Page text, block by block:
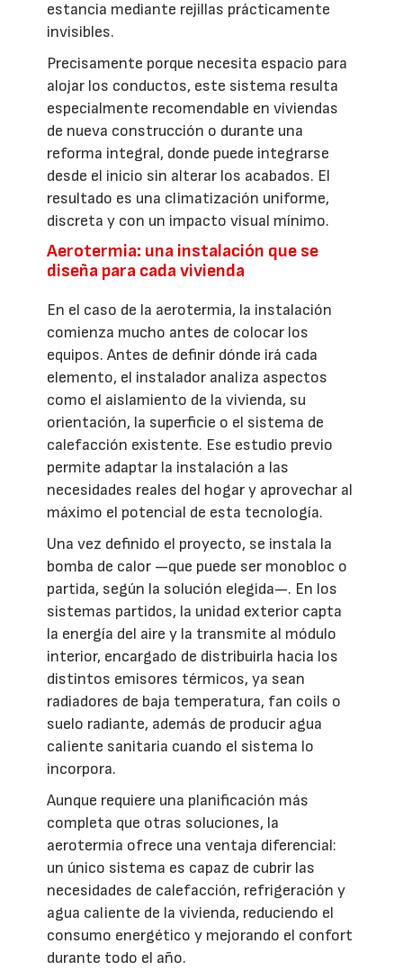
estancia mediante rejillas prácticamente
invisibles.
Precisamente porque necesita espacio para
alojar los conductos, este sistema resulta
especialmente recomendable en viviendas
de nueva construcción o durante una
reforma integral, donde puede integrarse
desde el inicio sin alterar los acabados. El
resultado es una climatización uniforme,
discreta y con un impacto visual mínimo.
Aerotermia: una instalación que se
diseña para cada vivienda
En el caso de la aerotermia, la instalación
comienza mucho antes de colocar los
equipos. Antes de definir dónde irá cada
elemento, el instalador analiza aspectos
como el aislamiento de la vivienda, su
orientación, la superficie o el sistema de
calefacción existente. Ese estudio previo
permite adaptar la instalación a las
necesidades reales del hogar y aprovechar al
máximo el potencial de esta tecnología.
Una vez definido el proyecto, se instala la
bomba de calor —que puede ser monobloc o
partida, según la solución elegida—. En los
sistemas partidos, la unidad exterior capta
la energía del aire y la transmite al módulo
interior, encargado de distribuirla hacia los
distintos emisores térmicos, ya sean
radiadores de baja temperatura, fan coils o
suelo radiante, además de producir agua
caliente sanitaria cuando el sistema lo
incorpora.
Aunque requiere una planificación más
completa que otras soluciones, la
aerotermia ofrece una ventaja diferencial:
un único sistema es capaz de cubrir las
necesidades de calefacción, refrigeración y
agua caliente de la vivienda, reduciendo el
consumo energético y mejorando el confort
durante todo el año.